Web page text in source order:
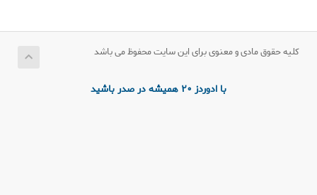
کلیه حقوق مادی و معنوی برای این سایت محفوظ می باشد
با ادوردز 20 همیشه در صدر باشید